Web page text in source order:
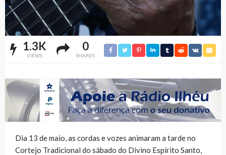
1.3K
VIEWS
0
SHARES
Dia 13 de maio, as cordas e vozes animaram a tarde no
Cortejo Tradicional do sábado do Divino Espírito Santo,